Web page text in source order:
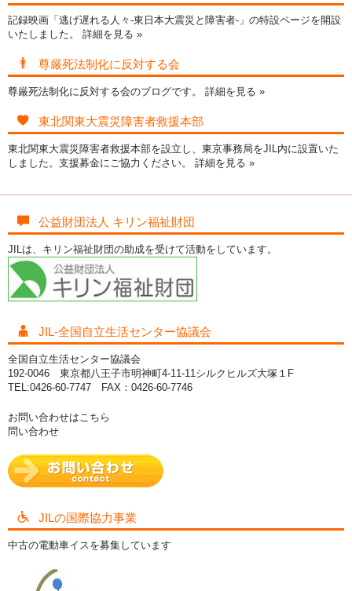
記録映画「逃げ遅れる人々-東日本大震災と障害者-」の特設ページを開設
いたしました。 詳細を見る »
尊厳死法制化に反対する会
尊厳死法制化に反対する会のブログです。 詳細を見る »
東北関東大震災障害者救援本部
東北関東大震災障害者救援本部を設立し、東京事務局をJIL内に設置いた
しました。支援募金にご協力ください。 詳細を見る »
公益財団法人 キリン福祉財団
JILは、キリン福祉財団の助成を受けて活動をしています。
JIL-全国自立生活センター協議会
全国自立生活センター協議会
192-0046 東京都八王子市明神町4-11-11シルクヒルズ大塚１F
TEL:0426-60-7747 FAX：0426-60-7746
お問い合わせはこちら
問い合わせ
JILの国際協力事業
中古の電動車イスを募集しています